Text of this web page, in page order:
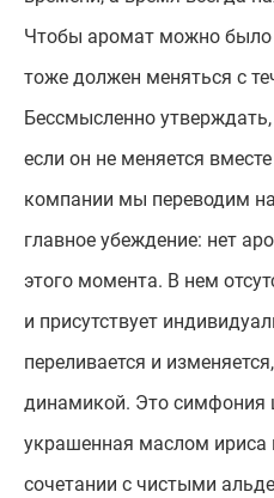
Чтобы аромат можно было
тоже должен меняться с
Бессмысленно
если он не меняется
компании мы переводим
главное убеждение: нет
этого момента. В нем
и присутствует
переливается и
динамикой. Это симфония
украшенная маслом ириса
сочетании с чистыми